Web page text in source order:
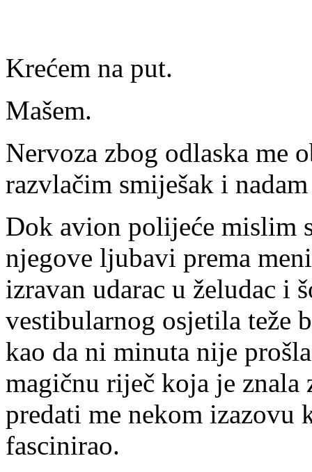
Krećem na put.
Mašem.
Nervoza zbog odlaska me
razvlačim smiješak i
Dok avion polijeće mislim
njegove ljubavi prema
izravan udarac u želudac i
vestibularnog osjetila teže
kao da ni minuta nije
magičnu riječ koja je
predati me nekom izazovu
fascinirao.